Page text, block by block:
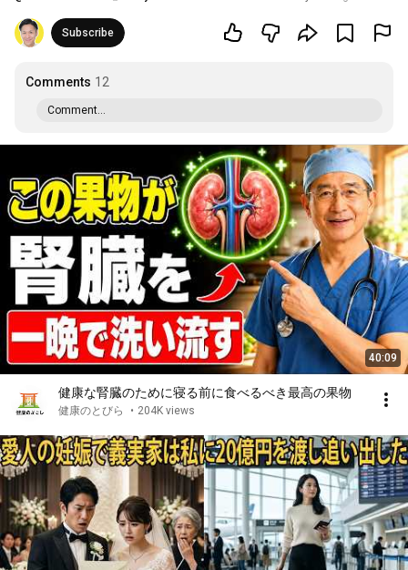
Subscribe
Comments 12
Comment...
40:09
健康な腎臓のために寝る前に食べるべき最高の果物
健康のとびら • 204K views